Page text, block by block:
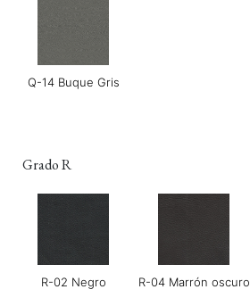
Q-14 Buque Gris
Grado R
R-02 Negro R-04 Marrón oscuro